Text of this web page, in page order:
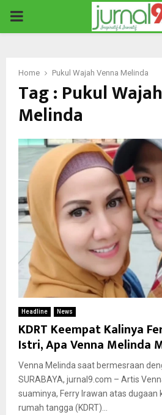
PRIMARY
Home Pukul Wajah Venna Melinda
Tag : Pukul
Melinda
Headline News
KDRT Keempat Kalinya
Istri, Apa Venna Melinda
Venna Melinda saat bermesraan
SURABAYA, jurnal9.com – Artis
suaminya, Ferry Irawan atas dugaan
rumah tangga (KDRT)...